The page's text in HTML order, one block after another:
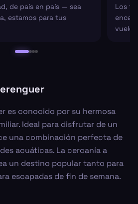
de país en país — sea
estamos para tus
Los
vuelo
es conocido por su hermosa
Ideal para disfrutar de un
una combinación perfecta de
acuáticas. La cercanía a
un destino popular tanto para
escapadas de fin de semana.